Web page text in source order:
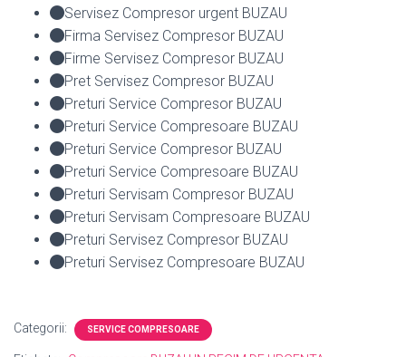
Servisez Compresor urgent BUZAU
Firma Servisez Compresor BUZAU
Firme Servisez Compresor BUZAU
Pret Servisez Compresor BUZAU
Preturi Service Compresor BUZAU
Preturi Service Compresoare BUZAU
Preturi Service Compresor BUZAU
Preturi Service Compresoare BUZAU
Preturi Servisam Compresor BUZAU
Preturi Servisam Compresoare BUZAU
Preturi Servisez Compresor BUZAU
Preturi Servisez Compresoare BUZAU
Categorii: SERVICE COMPRESOARE